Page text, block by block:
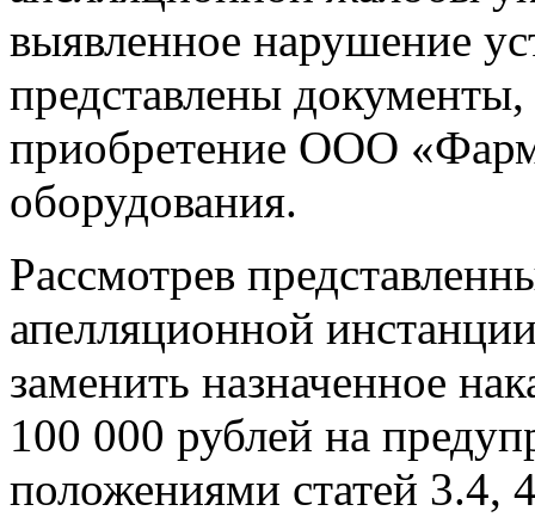
выявленное нарушение
представлены
приобретение ООО
оборудования.
Рассмотрев
апелляционной
заменить назначенное
100 000 рублей на
положениями статей